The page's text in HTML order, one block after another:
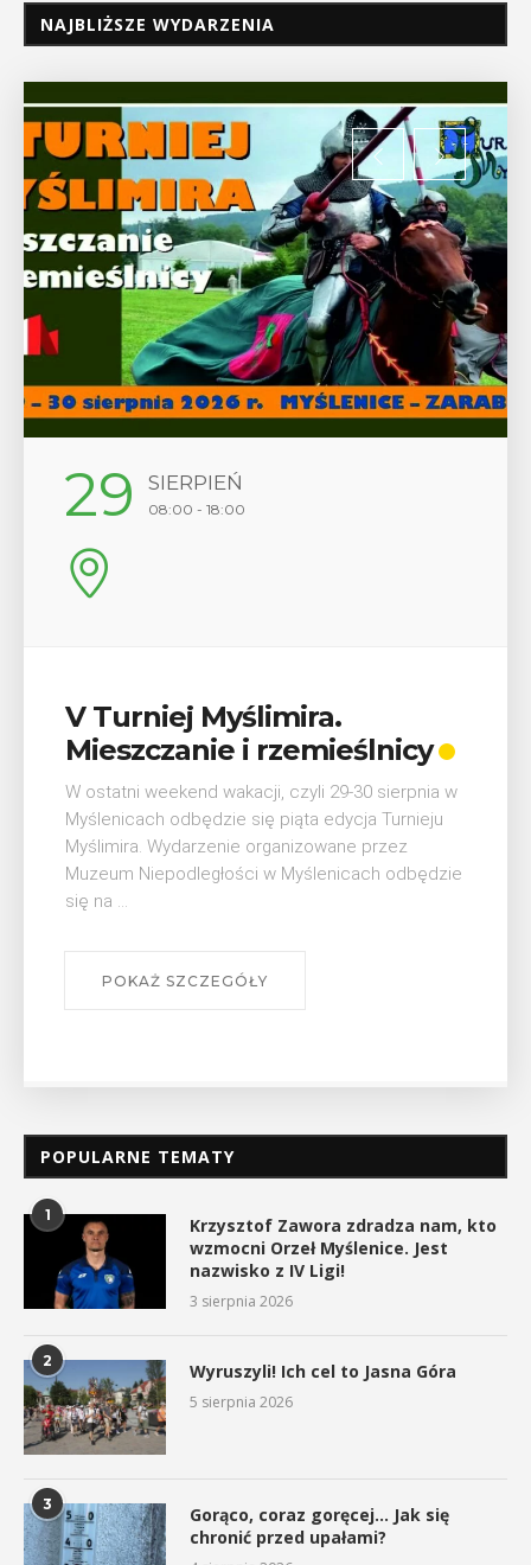
NAJBLIŻSZE WYDARZENIA
12 SIERPIEŃ
17:00
Wykład „Jak zdobyć
odznaki na myślenickich
szlakach?”
W środę 12 sierpnia o godz. 17 w Miejskiej
Bibliotece Publicznej w Myślenicach odbędzie się
wykład Mateusza Murzyna, przewodnika i prezesa
myślenickiego oddziału PTTK Lubomir. ...
POKAŻ SZCZEGÓŁY
POPULARNE TEMATY
1
Krzysztof Zawora zdradza nam, kto
wzmocni Orzeł Myślenice. Jest
nazwisko z IV Ligi!
3 sierpnia 2026
2 Wyruszyli! Ich cel to Jasna Góra
5 sierpnia 2026
3
Gorąco, coraz goręcej… Jak się
chronić przed upałami?